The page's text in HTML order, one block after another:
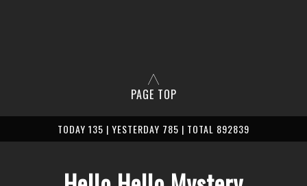
PAGE TOP
TODAY 135 | YESTERDAY 785 | TOTAL 892839